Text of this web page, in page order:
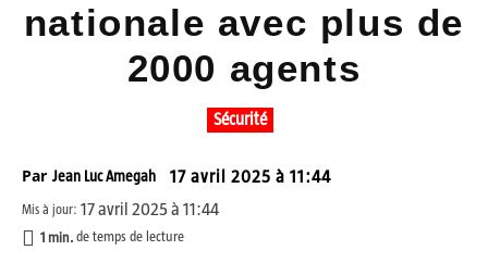
nationale avec plus de
2000 agents
Sécurité
Par Jean Luc Amegah 17 avril 2025 à 11:44
Mis à jour: 17 avril 2025 à 11:44
1 min. de temps de lecture